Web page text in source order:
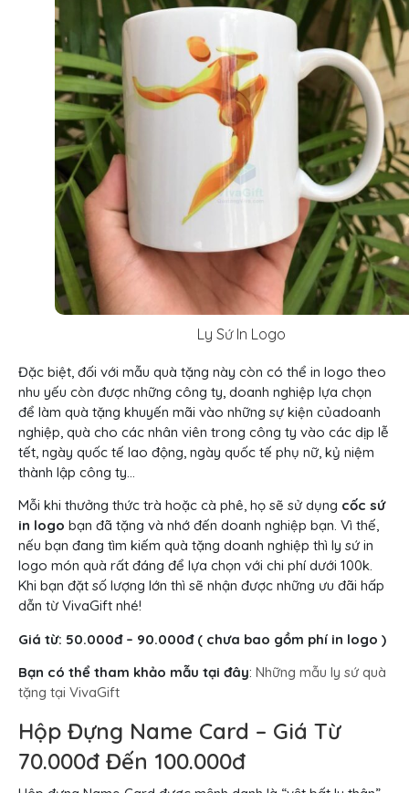
Ly Sứ In Logo
Đặc biệt, đối với mẫu quà tặng này còn có thể in logo theo
nhu yếu còn được những công ty, doanh nghiệp lựa chọn
để làm quà tặng khuyến mãi vào những sự kiện củadoanh
nghiệp, quà cho các nhân viên trong công ty vào các dịp lễ
tết, ngày quốc tế lao động, ngày quốc tế phụ nữ, kỷ niệm
thành lập công ty…
Mỗi khi thưởng thức trà hoặc cà phê, họ sẽ sử dụng cốc sứ
in logo bạn đã tặng và nhớ đến doanh nghiệp bạn. Vì thế,
nếu bạn đang tìm kiếm quà tặng doanh nghiệp thì ly sứ in
logo món quà rất đáng để lựa chọn với chi phí dưới 100k.
Khi bạn đặt số lượng lớn thì sẽ nhận được những ưu đãi hấp
dẫn từ VivaGift nhé!
Giá từ: 50.000đ – 90.000đ ( chưa bao gồm phí in logo )
Bạn có thể tham khảo mẫu tại đây: Những mẫu ly sứ quà
tặng tại VivaGift
Hộp Đựng Name Card – Giá Từ
70.000đ Đến 100.000đ